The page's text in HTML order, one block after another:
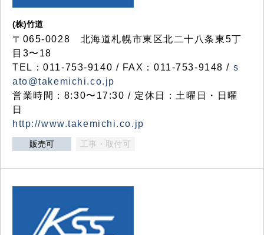
(株)竹道
〒065-0028 北海道札幌市東区北二十八条東5丁
目3〜18
TEL：011-753-9140 / FAX：011-753-9148 / s
ato@takemichi.co.jp
営業時間：8:30〜17:30 / 定休日：土曜日・日曜
日
http://www.takemichi.co.jp
販売可 工事・取付可